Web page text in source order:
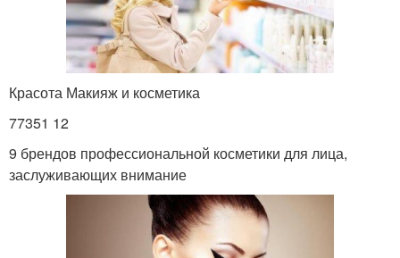
Красота Макияж и косметика
77351 12
9 брендов профессиональной косметики для лица,
заслуживающих внимание